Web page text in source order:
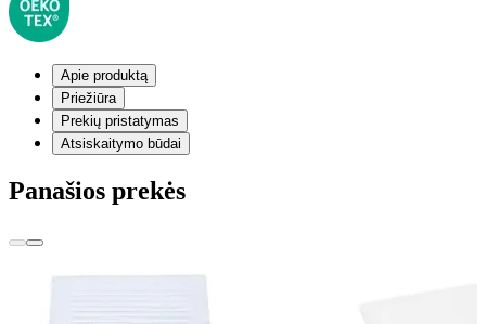
Apie produktą
Priežiūra
Prekių pristatymas
Atsiskaitymo būdai
Panašios prekės